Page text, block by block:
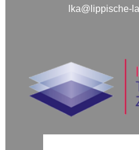
lka@lippische-